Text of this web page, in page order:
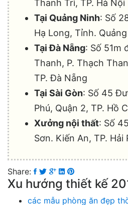
Thanh Trì, TP. Hà Nội
Tại Quảng Ninh: Số
Hạ Long, Tỉnh.
Tại Đà Nẵng: Số 51m
Thanh, P. Thạch
TP. Đà Nẵng
Tại Sài Gòn: Số 45
Phú, Quận 2, TP. Hồ
Xưởng nội thất: Số
Sơn. Kiến An, TP. Hải
Share:
Xu hướng thiết kế
các mẫu phòng ăn đẹp